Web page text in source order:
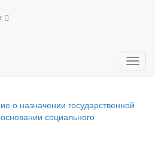
Меню
о назначении государственной
социального